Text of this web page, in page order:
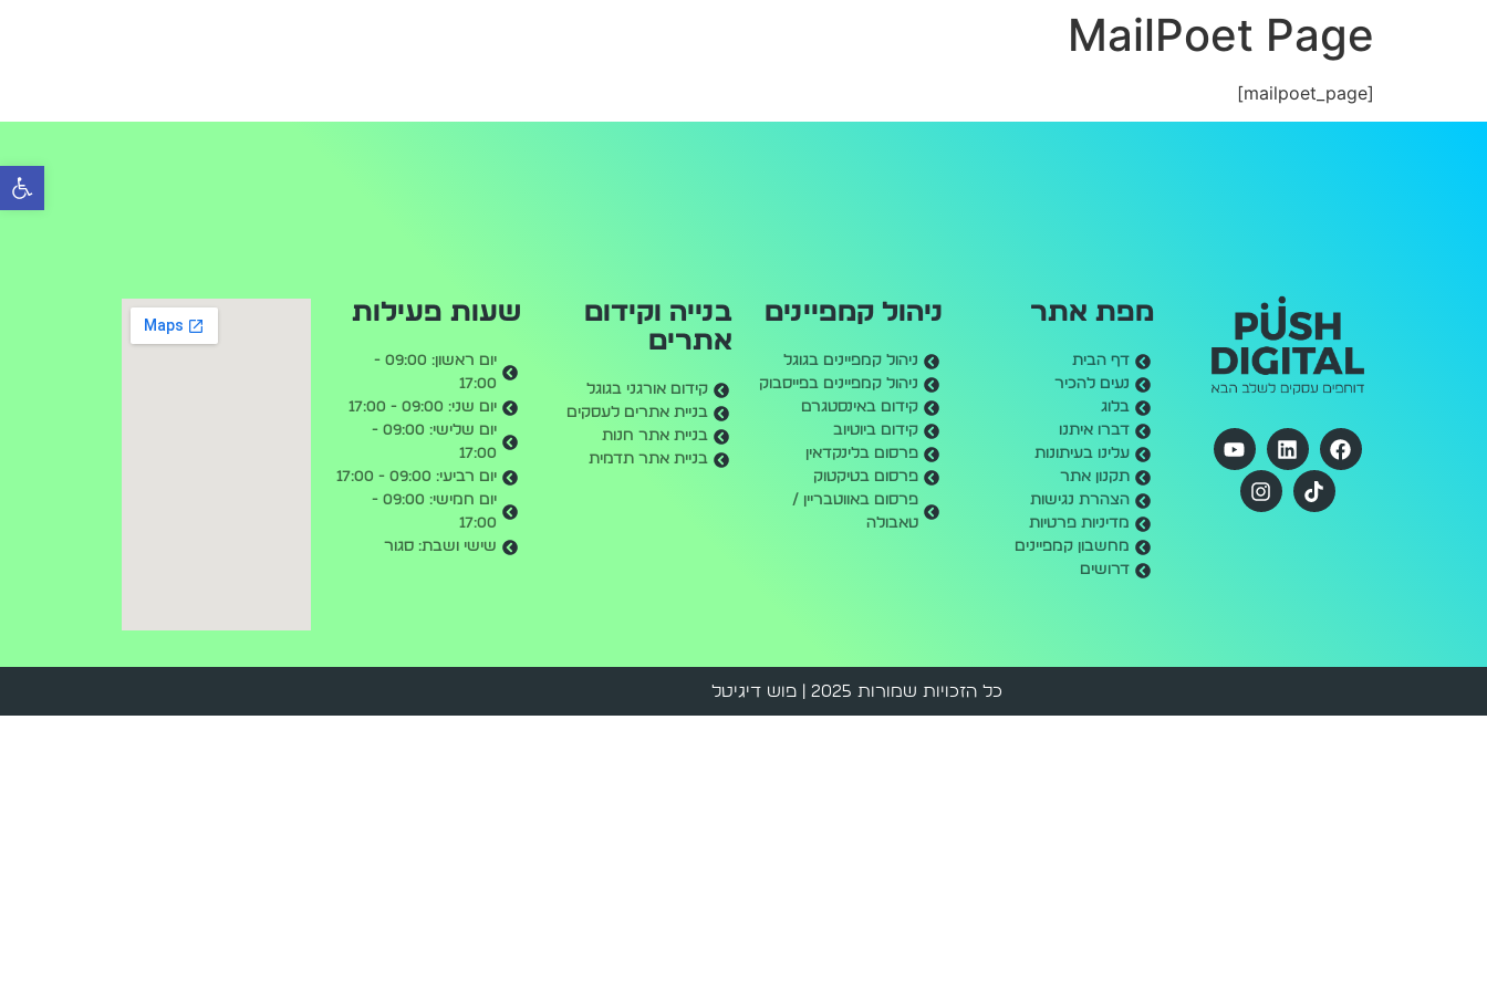
MailPoet Page
[mailpoet_page]
מפת אתר
דף הבית
נעים להכיר
בלוג
דברו איתנו
עלינו בעיתונות
תקנון אתר
הצהרת נגישות
מדיניות פרטיות
מחשבון קמפיינים
דרושים
ניהול קמפיינים
ניהול קמפיינים בגוגל
ניהול קמפיינים בפייסבוק
קידום באינסטגרם
קידום ביוטיוב
פרסום בלינקדאין
פרסום בטיקטוק
פרסום באווטבריין /
טאבולה
בנייה וקידום
אתרים
קידום אורגני בגוגל
בניית אתרים לעסקים
בניית אתר חנות
בניית אתר תדמית
שעות פעילות
יום ראשון: 09:00 -
17:00
יום שני: 09:00 - 17:00
יום שלישי: 09:00 -
17:00
יום רביעי: 09:00 - 17:00
יום חמישי: 09:00 -
17:00
שישי ושבת: סגור
כל הזכויות שמורות 2025 | פוש דיגיטל